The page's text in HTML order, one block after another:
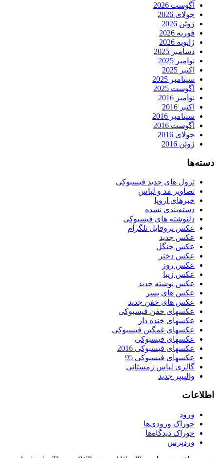
آگوست 2026
جولای 2026
ژوئن 2026
فوریه 2026
ژانویه 2026
دسامبر 2025
نوامبر 2025
اکتبر 2025
سپتامبر 2025
آگوست 2025
نوامبر 2016
اکتبر 2016
سپتامبر 2016
آگوست 2016
جولای 2016
ژوئن 2016
دسته‌ها
ترول های جدید فیسبوکی
تصاویر مد و لباس
خبرهای اروپا
دسته‌بندی نشده
دلنوشته های فیسبوکی
عکس پروفایل تلگرام
عکس جدید
عکس جنگل
عکس دختر
عکس روز
عکس زیبا
عکس نوشته جدید
عکس های پسر
عکس های خفن جدید
عکسهای خفن فیسبوکی
عکسهای خنده دار
عکسهای غمگین فیسبوکی
عکسهای فیسبوکی
عکسهای فیسبوکی 2016
عکسهای فیسبوکی 95
گالری لباس زمستانی
والپیپر جدید
اطلاعات
ورود
خوراک ورودی‌ها
خوراک دیدگاه‌ها
وردپرس